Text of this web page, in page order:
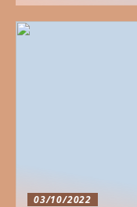
03/10/2022